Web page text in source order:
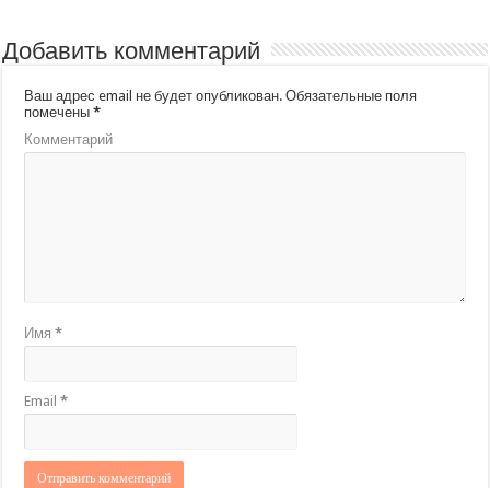
Добавить комментарий
Ваш адрес email не будет опубликован. Обязательные поля
помечены*
Комментарий
Имя*
Email*